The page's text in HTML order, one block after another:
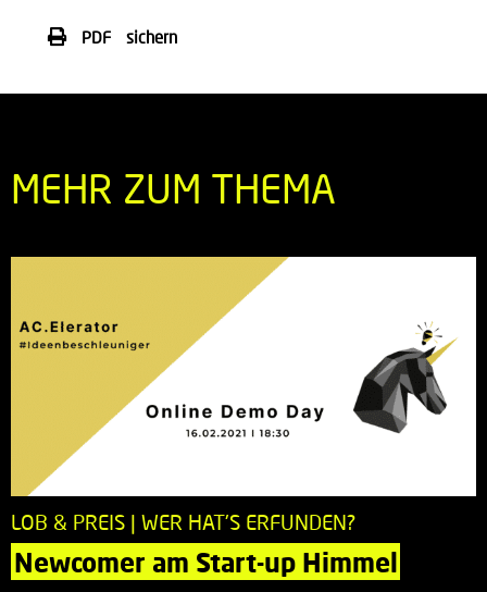
PDF sichern
MEHR ZUM THEMA
LOB & PREIS | WER HAT'S ERFUNDEN?
Newcomer am Start-up Himmel